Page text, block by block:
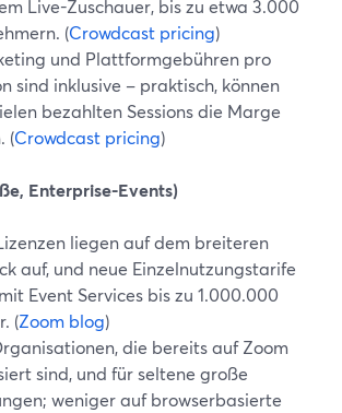
Live-Zuschauer, bis zu etwa 3.000
(Crowdcast pricing)
und Plattformgebühren pro
sind inklusive – praktisch, können
bezahlten Sessions die Marge
(Crowdcast pricing)
Enterprise-Events)
liegen auf dem breiteren
auf, und neue Einzelnutzungstarife
Event Services bis zu 1.000.000
(Zoom blog)
die bereits auf Zoom
sind, und für seltene große
weniger auf browserbasierte